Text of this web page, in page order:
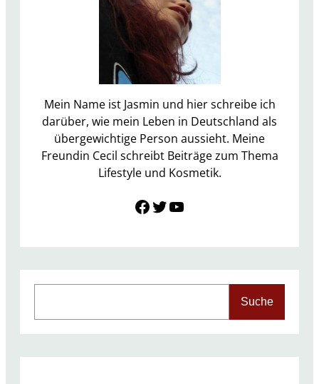
n
g
e
r
n
–
s
o
d
r
Mein Name ist Jasmin und hier schreibe ich
darüber, wie mein Leben in Deutschland als
übergewichtige Person aussieht. Meine
Freundin Cecil schreibt Beiträge zum Thema
Lifestyle und Kosmetik.
Link zu Facebook Twitter YouTube
c
Suche